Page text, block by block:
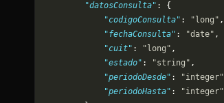
        "datosConsulta"
: {
            "codigoConsulta"
: "long" ,
            "fechaConsulta"
: "date" ,
            "cuit"
: "long" ,
            "estado"
: "string" ,
            "periodoDesde"
: "integer"
            "periodoHasta"
:
"integer"